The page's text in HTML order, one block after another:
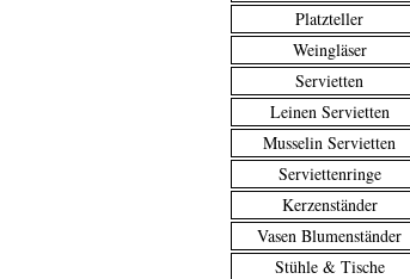
Platzteller
Weingläser
Servietten
Leinen Servietten
Musselin Servietten
Serviettenringe
Kerzenständer
Vasen Blumenständer
Stühle & Tische